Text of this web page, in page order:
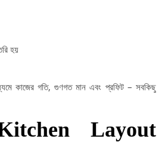
হয়
কাজের গতি, গুণগত মান এবং প্রফিট – সবকিছু
Layout